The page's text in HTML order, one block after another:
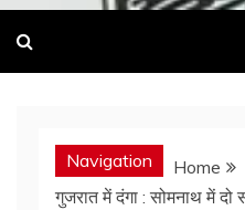
Navigation Home
गुजरात में दंगा : सोमनाथ में